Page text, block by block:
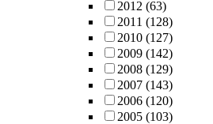
2012 (63)
2011 (128)
2010 (127)
2009 (142)
2008 (129)
2007 (143)
2006 (120)
2005 (103)